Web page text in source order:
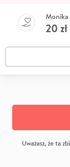
Monika
20 zł
Uważasz, że ta